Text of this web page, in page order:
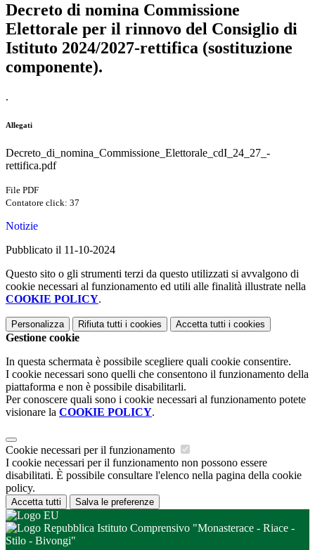
Decreto di nomina Commissione
Elettorale per il rinnovo del Consiglio di
Istituto 2024/2027-rettifica (sostituzione
componente).
.
Allegati
Decreto_di_nomina_Commissione_Elettorale_cdI_24_27_-
rettifica.pdf
File PDF
Contatore click: 37
Notizie
Pubblicato il 11-10-2024
Questo sito o gli strumenti terzi da questo utilizzati si avvalgono di
cookie necessari al funzionamento ed utili alle finalità illustrate nella
COOKIE POLICY.
Personalizza Rifiuta tutti i cookies Accetta tutti i cookies
Gestione cookie
In questa schermata è possibile scegliere quali cookie consentire.
I cookie necessari sono quelli che consentono il funzionamento della
piattaforma e non è possibile disabilitarli.
Per conoscere quali sono i cookie necessari al funzionamento potete
visionare la COOKIE POLICY.
Cookie necessari per il funzionamento
I cookie necessari per il funzionamento non possono essere
disabilitati. È possibile consultare l'elenco nella pagina della cookie
policy.
Accetta tutti Salva le preferenze
Istituto Comprensivo "Monasterace - Riace -
Stilo - Bivongi"